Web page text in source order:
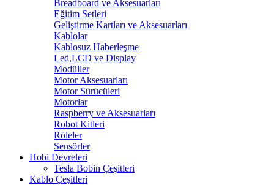
Breadboard ve Aksesuarları
Eğitim Setleri
Geliştirme Kartları ve Aksesuarları
Kablolar
Kablosuz Haberleşme
Led,LCD ve Display
Modüller
Motor Aksesuarları
Motor Sürücüleri
Motorlar
Raspberry ve Aksesuarları
Robot Kitleri
Röleler
Sensörler
Hobi Devreleri
Tesla Bobin Çeşitleri
Kablo Çeşitleri